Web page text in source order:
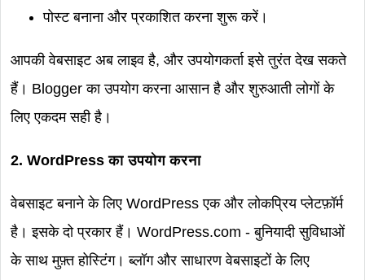
पोस्ट बनाना और प्रकाशित करना शुरू करें।
आपकी वेबसाइट अब लाइव है, और उपयोगकर्ता इसे तुरंत देख सकते
हैं। Blogger का उपयोग करना आसान है और शुरुआती लोगों के
लिए एकदम सही है।
2. WordPress का उपयोग करना
वेबसाइट बनाने के लिए WordPress एक और लोकप्रिय प्लेटफ़ॉर्म
है। इसके दो प्रकार हैं। WordPress.com - बुनियादी सुविधाओं
के साथ मुफ़्त होस्टिंग। ब्लॉग और साधारण वेबसाइटों के लिए